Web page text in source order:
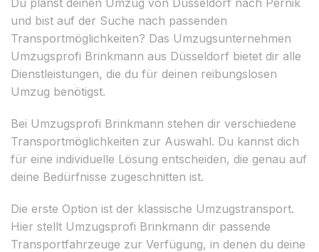
und bist auf der Suche nach passenden
Transportmöglichkeiten? Das Umzugsunternehmen
Umzugsprofi Brinkmann aus Düsseldorf bietet dir alle
Dienstleistungen, die du für deinen reibungslosen
Umzug benötigst.
Bei Umzugsprofi Brinkmann stehen dir verschiedene
Transportmöglichkeiten zur Auswahl. Du kannst dich
für eine individuelle Lösung entscheiden, die genau auf
deine Bedürfnisse zugeschnitten ist.
Die erste Option ist der klassische Umzugstransport.
Hier stellt Umzugsprofi Brinkmann dir passende
Transportfahrzeuge zur Verfügung, in denen du deine